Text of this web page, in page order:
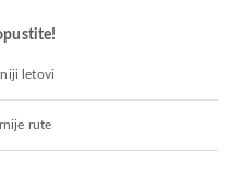
letovi
rute